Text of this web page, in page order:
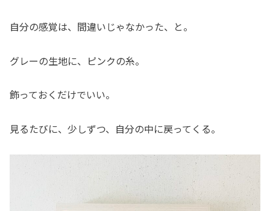
自分の感覚は、間違いじゃなかった、と。
グレーの生地に、ピンクの糸。
飾っておくだけでいい。
見るたびに、少しずつ、自分の中に戻ってくる。